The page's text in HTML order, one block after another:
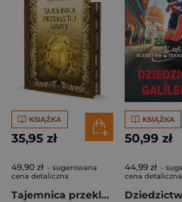
KSIĄŻKA
35,95 zł
49,90 zł - sugerowana
cena detaliczna
Tajemnica przeklętej harfy. Detektywi na kółkach. Tom 2 (ilustrowane brzegi)
KSIĄŻKA
50,99 zł
44,99 zł -
cena detaliczna